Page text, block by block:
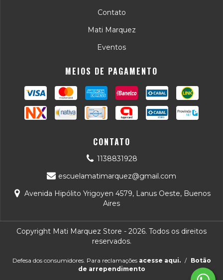
Contato
Mati Marquez
Eventos
MEIOS DE PAGAMENTO
CONTATO
1138831928
escuelamatimarquez@gmail.com
Avenida Hipólito Yrigoyen 4579, Lanus Oeste, Buenos
Aires
Copyright Mati Marquez Store - 2026. Todos os direitos
reservados.
Defesa dos consumidores. Para reclamações acesse aqui. /
Botão
de arrependimento